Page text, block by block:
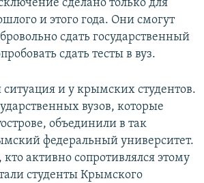
сделано только для
и этого года. Они смогут
сдать государственный
сдать тесты в вуз.
и у крымских студентов.
вузов, которые
объединили в так
федеральный университет.
активно сопротивлялся этому
студенты Крымского